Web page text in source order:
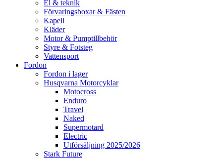
El & teknik
Förvaringsboxar & Fästen
Kapell
Kläder
Motor & Pumptillbehör
Styre & Fotsteg
Vattensport
Fordon
Fordon i lager
Husqvarna Motorcyklar
Motocross
Enduro
Travel
Naked
Supermotard
Electric
Utförsäljning 2025/2026
Stark Future